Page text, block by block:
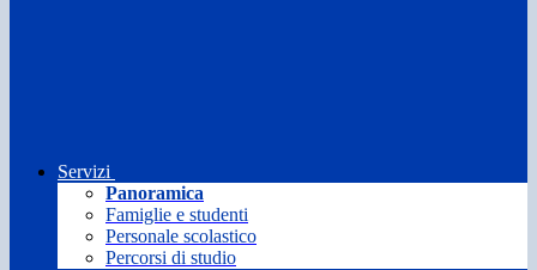
Servizi
Panoramica
Famiglie e studenti
Personale scolastico
Percorsi di studio